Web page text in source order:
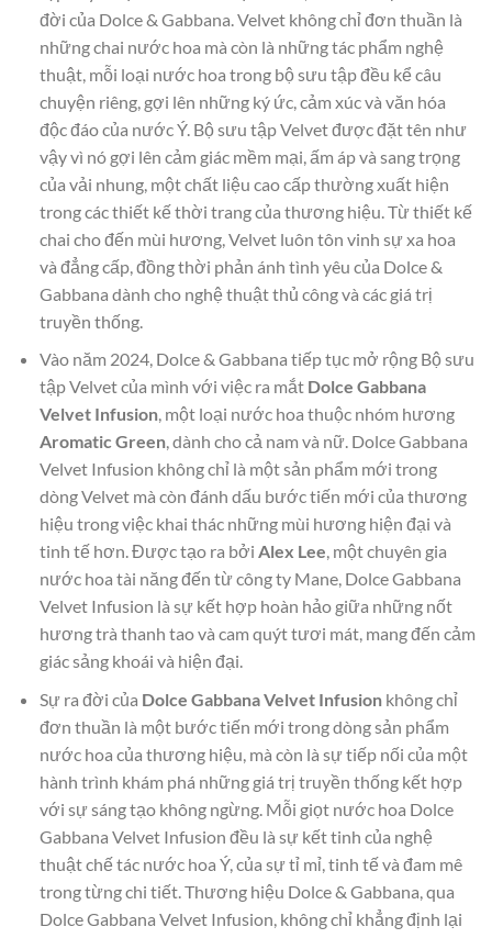
đời của Dolce & Gabbana. Velvet không chỉ đơn thuần là
những chai nước hoa mà còn là những tác phẩm nghệ
thuật, mỗi loại nước hoa trong bộ sưu tập đều kể câu
chuyện riêng, gợi lên những ký ức, cảm xúc và văn hóa
độc đáo của nước Ý. Bộ sưu tập Velvet được đặt tên như
vậy vì nó gợi lên cảm giác mềm mại, ấm áp và sang trọng
của vải nhung, một chất liệu cao cấp thường xuất hiện
trong các thiết kế thời trang của thương hiệu. Từ thiết kế
chai cho đến mùi hương, Velvet luôn tôn vinh sự xa hoa
và đẳng cấp, đồng thời phản ánh tình yêu của Dolce &
Gabbana dành cho nghệ thuật thủ công và các giá trị
truyền thống.
Vào năm 2024, Dolce & Gabbana tiếp tục mở rộng Bộ sưu
tập Velvet của mình với việc ra mắt Dolce Gabbana
Velvet Infusion, một loại nước hoa thuộc nhóm hương
Aromatic Green, dành cho cả nam và nữ. Dolce Gabbana
Velvet Infusion không chỉ là một sản phẩm mới trong
dòng Velvet mà còn đánh dấu bước tiến mới của thương
hiệu trong việc khai thác những mùi hương hiện đại và
tinh tế hơn. Được tạo ra bởi Alex Lee, một chuyên gia
nước hoa tài năng đến từ công ty Mane, Dolce Gabbana
Velvet Infusion là sự kết hợp hoàn hảo giữa những nốt
hương trà thanh tao và cam quýt tươi mát, mang đến cảm
giác sảng khoái và hiện đại.
Sự ra đời của Dolce Gabbana Velvet Infusionkhông chỉ
đơn thuần là một bước tiến mới trong dòng sản phẩm
nước hoa của thương hiệu, mà còn là sự tiếp nối của một
hành trình khám phá những giá trị truyền thống kết hợp
với sự sáng tạo không ngừng. Mỗi giọt nước hoa Dolce
Gabbana Velvet Infusion đều là sự kết tinh của nghệ
thuật chế tác nước hoa Ý, của sự tỉ mỉ, tinh tế và đam mê
trong từng chi tiết. Thương hiệu Dolce & Gabbana, qua
Dolce Gabbana Velvet Infusion, không chỉ khẳng định lại